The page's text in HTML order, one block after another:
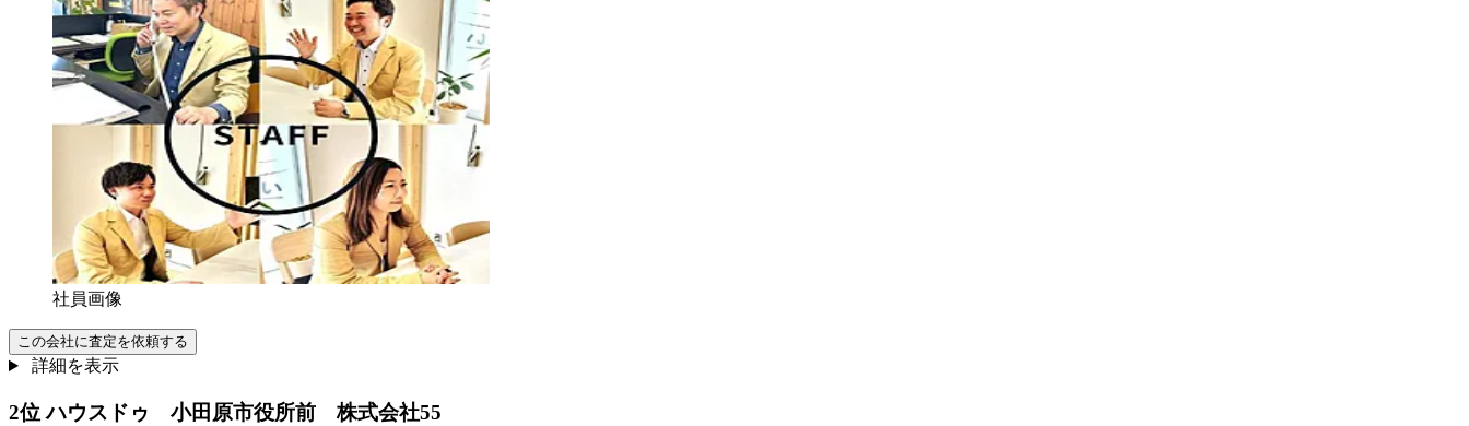
社員画像
この会社に査定を依頼する
詳細を表示
2位ハウスドゥ 小田原市役所前 株式会社55